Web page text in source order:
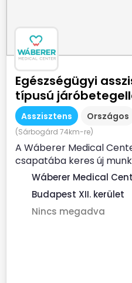
Egészségügyi
típusú
Asszisztens Országos
(Sárbogárd 74km-re)
A Wáberer Medical
csapatába keres új
asszisztensi...
Wáberer Medical
Budapest XII. kerület
Nincs megadva